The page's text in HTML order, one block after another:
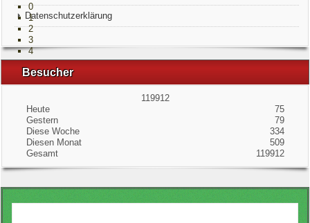
0
1
2
3
4
Datenschutzerklärung
Besucher
119912
Heute
75
Gestern
79
Diese Woche
334
Diesen Monat
509
Gesamt
119912